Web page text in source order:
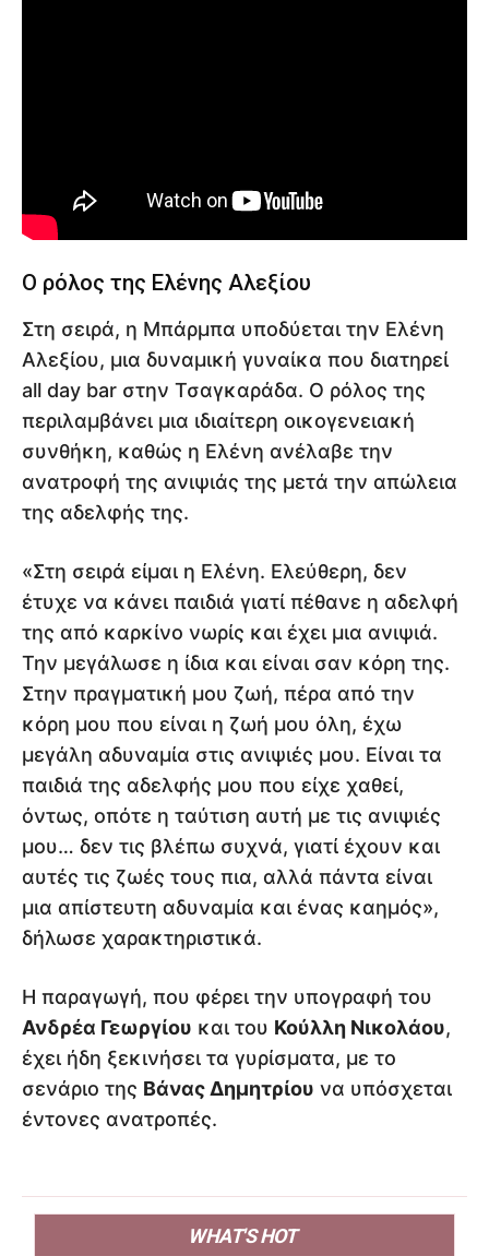
Ο ρόλος της Ελένης Αλεξίου
Στη σειρά, η Μπάρμπα υποδύεται την Ελένη
Αλεξίου, μια δυναμική γυναίκα που διατηρεί
all day bar στην Τσαγκαράδα. Ο ρόλος της
περιλαμβάνει μια ιδιαίτερη οικογενειακή
συνθήκη, καθώς η Ελένη ανέλαβε την
ανατροφή της ανιψιάς της μετά την απώλεια
της αδελφής της.
«Στη σειρά είμαι η Ελένη. Ελεύθερη, δεν
έτυχε να κάνει παιδιά γιατί πέθανε η αδελφή
της από καρκίνο νωρίς και έχει μια ανιψιά.
Την μεγάλωσε η ίδια και είναι σαν κόρη της.
Στην πραγματική μου ζωή, πέρα από την
κόρη μου που είναι η ζωή μου όλη, έχω
μεγάλη αδυναμία στις ανιψιές μου. Είναι τα
παιδιά της αδελφής μου που είχε χαθεί,
όντως, οπότε η ταύτιση αυτή με τις ανιψιές
μου… δεν τις βλέπω συχνά, γιατί έχουν και
αυτές τις ζωές τους πια, αλλά πάντα είναι
μια απίστευτη αδυναμία και ένας καημός»,
δήλωσε χαρακτηριστικά.
Η παραγωγή, που φέρει την υπογραφή του
Ανδρέα Γεωργίου και του Κούλλη Νικολάου,
έχει ήδη ξεκινήσει τα γυρίσματα, με το
σενάριο της Βάνας Δημητρίου να υπόσχεται
έντονες ανατροπές.
WHAT'S HOT